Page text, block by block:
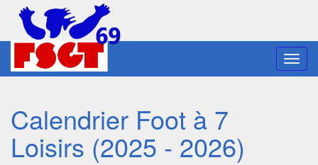
Calendrier Foot à 7
Loisirs (2025 - 2026)